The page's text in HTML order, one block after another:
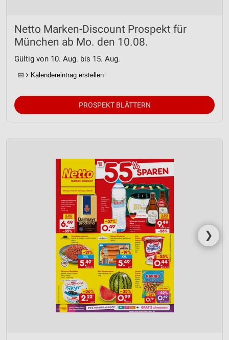
Netto Marken-Discount Prospekt für
München ab Mo. den 10.08.
Gültig von 10. Aug. bis 15. Aug.
📅 Kalendereintrag erstellen
PROSPEKT BLÄTTERN
❯